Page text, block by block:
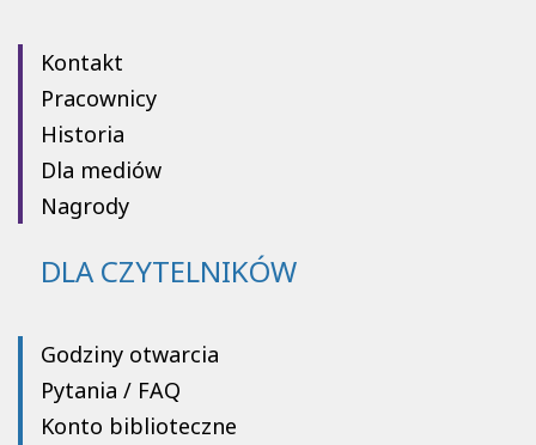
Kontakt
Pracownicy
Historia
Dla mediów
Nagrody
DLA CZYTELNIKÓW
Godziny otwarcia
Pytania / FAQ
Konto biblioteczne